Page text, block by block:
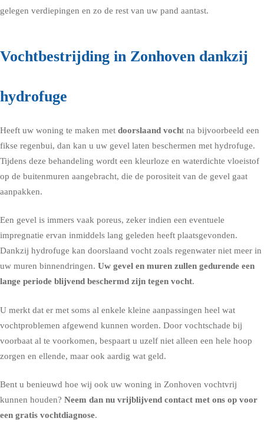
gelegen verdiepingen en zo de rest van uw pand aantast.
Vochtbestrijding in Zonhoven dankzij
hydrofuge
Heeft uw woning te maken met doorslaand vocht na bijvoorbeeld een
fikse regenbui, dan kan u uw gevel laten beschermen met hydrofuge.
Tijdens deze behandeling wordt een kleurloze en waterdichte vloeistof
op de buitenmuren aangebracht, die de porositeit van de gevel gaat
aanpakken.
Een gevel is immers vaak poreus, zeker indien een eventuele
impregnatie ervan inmiddels lang geleden heeft plaatsgevonden.
Dankzij hydrofuge kan doorslaand vocht zoals regenwater niet meer in
uw muren binnendringen. Uw gevel en muren zullen gedurende een
lange periode blijvend beschermd zijn tegen vocht.
U merkt dat er met soms al enkele kleine aanpassingen heel wat
vochtproblemen afgewend kunnen worden. Door vochtschade bij
voorbaat al te voorkomen, bespaart u uzelf niet alleen een hele hoop
zorgen en ellende, maar ook aardig wat geld.
Bent u benieuwd hoe wij ook uw woning in Zonhoven vochtvrij
kunnen houden? Neem dan nu vrijblijvend contact met ons op voor
een gratis vochtdiagnose.